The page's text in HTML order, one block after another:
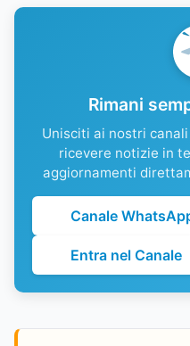
Rimani
Unisciti ai nostri
ricevere notizie in
aggiornamenti
Canale
Entra nel Canale